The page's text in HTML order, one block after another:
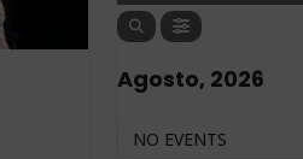
Agosto, 2026
NO EVENTS